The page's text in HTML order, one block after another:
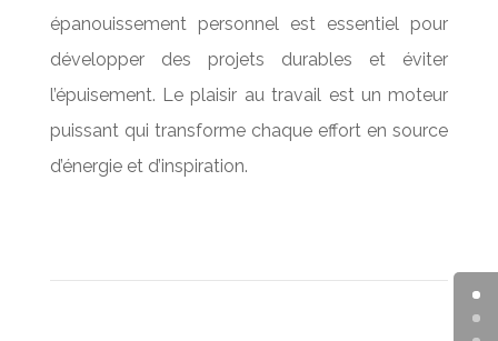
épanouissement personnel est essentiel pour
développer des projets durables et éviter
l’épuisement. Le plaisir au travail est un moteur
puissant qui transforme chaque effort en source
d’énergie et d’inspiration.